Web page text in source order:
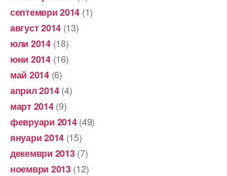
септември 2014 (1)
август 2014 (13)
юли 2014(18)
юни 2014(16)
май 2014(6)
април 2014(4)
март 2014(9)
февруари 2014(49)
януари 2014 (15)
декември 2013(7)
ноември 2013(12)